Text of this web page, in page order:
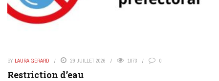
BY LAURA GERARD 29 JUILLET 2026 1073 0
Restriction d’eau